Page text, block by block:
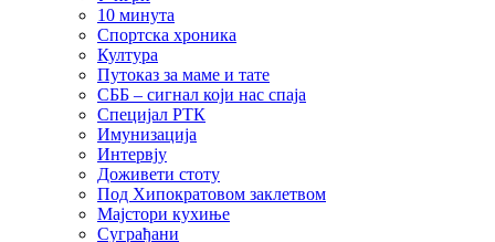
10 минута
Спортска хроника
Култура
Путоказ за маме и тате
СББ – сигнал који нас спаја
Специјал РТК
Имунизација
Интервју
Доживети стоту
Под Хипократовом заклетвом
Мајстори кухиње
Суграђани